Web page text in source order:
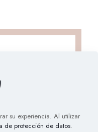
su experiencia. Al utilizar
de protección de datos.